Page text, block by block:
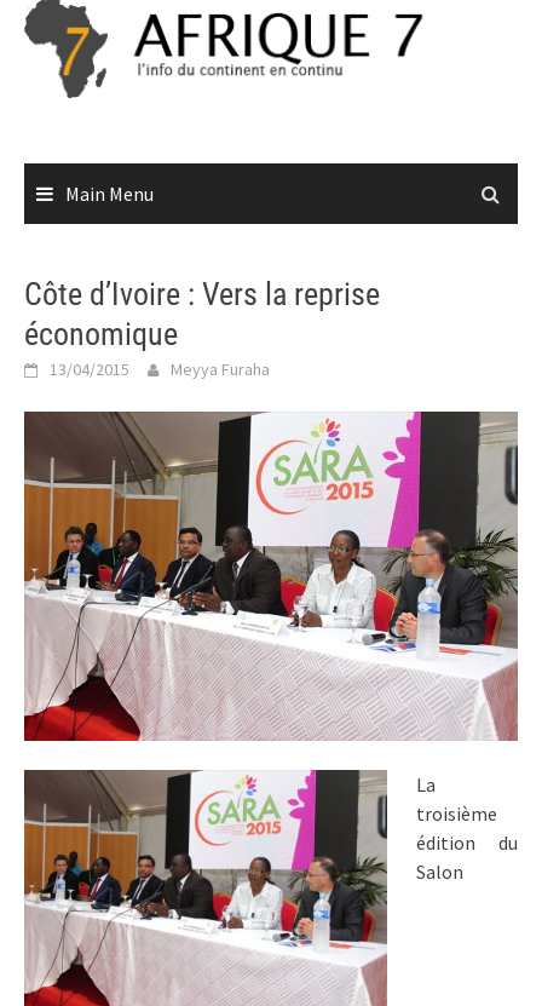
Skip
content
Main Menu
Côte d’Ivoire : Vers la reprise
économique
13/04/2015 Meyya Furaha
La
troisième
édition du
Salon